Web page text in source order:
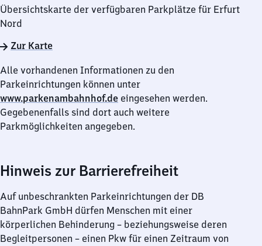
Uhr
Übersichtskarte der verfügbaren Parkplätze für Erfurt
Nord
Zur Karte
Alle vorhandenen Informationen zu den
Parkeinrichtungen können unter
www.parkenambahnhof.de eingesehen werden.
Gegebenenfalls sind dort auch weitere
Parkmöglichkeiten angegeben.
Hinweis zur Barrierefreiheit
Auf unbeschrankten Parkeinrichtungen der DB
BahnPark GmbH dürfen Menschen mit einer
körperlichen Behinderung – beziehungsweise deren
Begleitpersonen – einen Pkw für einen Zeitraum von